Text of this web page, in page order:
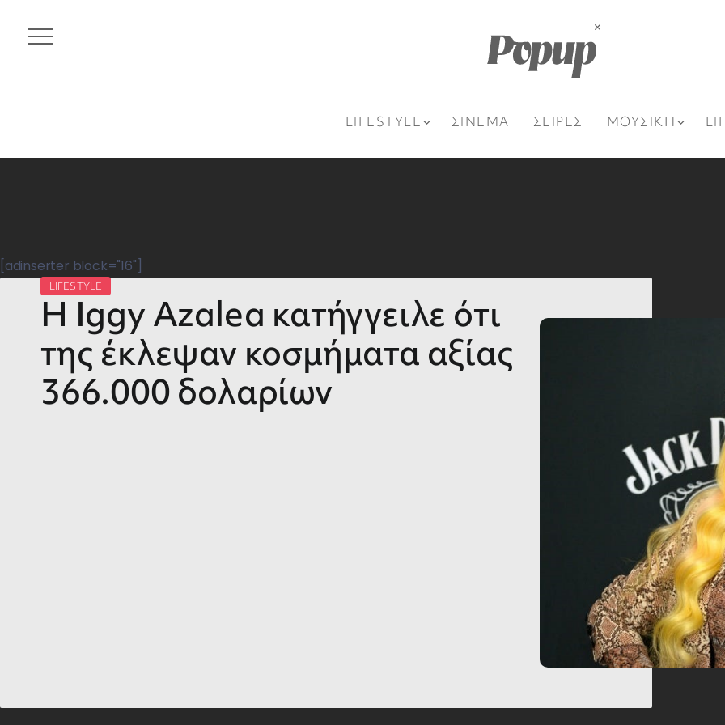
LIFESTYLE ΣΙΝΕΜΑ ΣΕΙΡΕΣ ΜΟΥΣΙΚΗ
[adinserter block="16"]
LIFESTYLE
Η Iggy Azalea κατήγγειλε ότι
της έκλεψαν κοσμήματα αξίας
366.000 δολαρίων